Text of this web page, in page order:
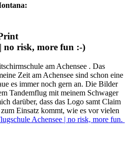
no risk, more fun :-)
am Achensee . Das
Zeit am Achensee sind schon eine
es immer noch gern an. Die Bilder
Tandemflug mit meinem Schwager
darüber, dass das Logo samt Claim
Einsatz kommt, wie es vor vielen
Achensee | no risk, more fun.